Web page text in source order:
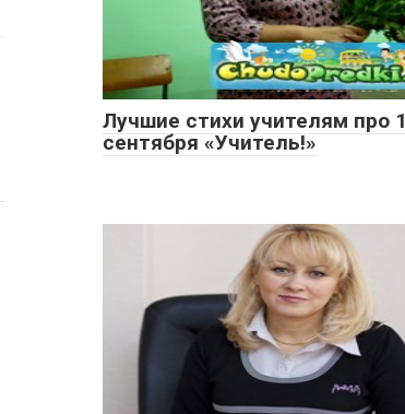
Лучшие стихи учителям про 1
сентября «Учитель!»